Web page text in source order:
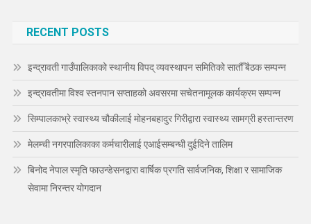
RECENT POSTS
इन्द्रावती गाउँपालिकाको स्थानीय विपद् व्यवस्थापन समितिको सातौँ बैठक सम्पन्न
इन्द्रावतीमा विश्व स्तनपान सप्ताहको अवसरमा सचेतनामूलक कार्यक्रम सम्पन्न
सिम्पालकाभ्रे स्वास्थ्य चौकीलाई मोहनबहादुर गिरीद्वारा स्वास्थ्य सामग्री हस्तान्तरण
मेलम्ची नगरपालिकाका कर्मचारीलाई एआईसम्बन्धी दुईदिने तालिम
बिनोद नेपाल स्मृति फाउन्डेसनद्वारा वार्षिक प्रगति सार्वजनिक, शिक्षा र सामाजिक
सेवामा निरन्तर योगदान